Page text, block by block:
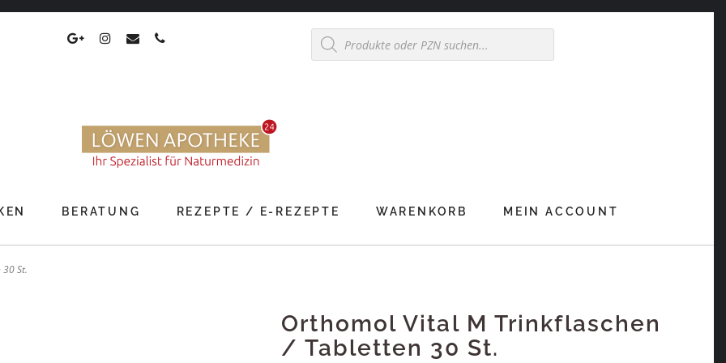
Products
search
BERATUNG REZEPTE / E-REZEPTE WARENKORB MEIN ACCOUNT
St.
Orthomol Vital M Trinkflaschen
/ Tabletten 30 St.